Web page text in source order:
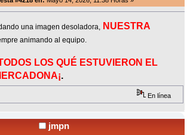
una imagen desoladora,
NUESTRA
animando al equipo.
LOS QUÉ ESTUVIERON EL
.
En línea
jmpn